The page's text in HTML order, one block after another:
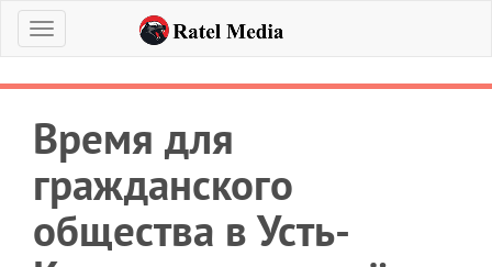
Меню
Время для
гражданского
общества в Усть-